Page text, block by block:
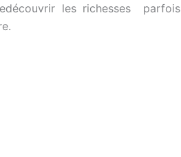
les richesses parfois